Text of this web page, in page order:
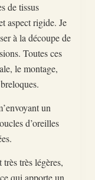
de tissus
aspect rigide. Je
à la découpe de
Toutes ces
le montage,
un
d’oreilles
très légères,
qui apporte un